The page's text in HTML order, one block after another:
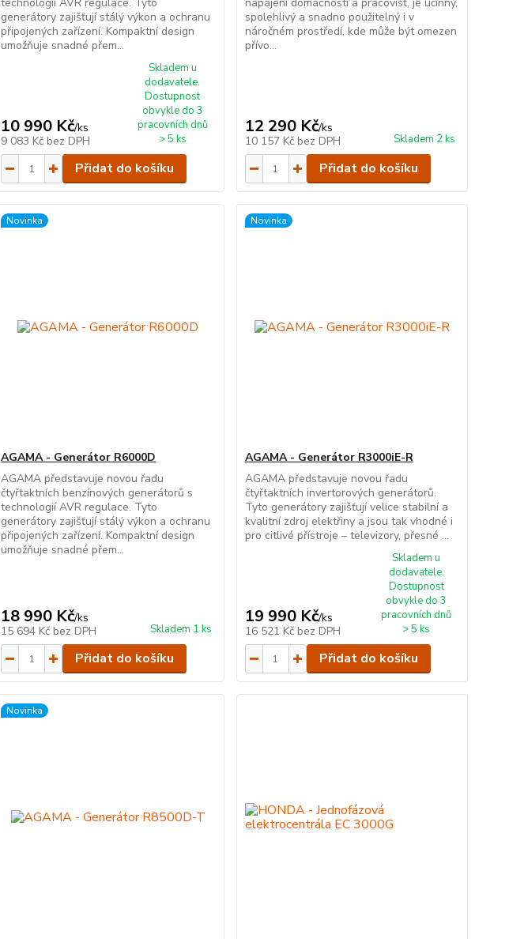
generátory zajišťují stálý výkon a ochranu
připojených zařízení. Kompaktní design
umožňuje snadné přem...
10 990 Kč/ks
9 083 Kč bez DPH
Skladem u
dodavatele.
Dostupnost
obvykle do 3
pracovních dnů
> 5 ks
Přidat do košíku
spolehlivý a snadno použitelný i v
náročném prostředí, kde může být omezen
přívo...
12 290 Kč/ks
10 157 Kč bez DPH Skladem 2 ks
Přidat do košíku
Novinka
AGAMA - Generátor R6000D
AGAMA představuje novou řadu
čtyřtaktních benzínových generátorů s
technologií AVR regulace. Tyto
generátory zajišťují stálý výkon a ochranu
připojených zařízení. Kompaktní design
umožňuje snadné přem...
18 990 Kč/ks
15 694 Kč bez DPH Skladem 1 ks
Přidat do košíku
Novinka
AGAMA - Generátor R3000iE-R
AGAMA představuje novou řadu
čtyřtaktních invertorových generátorů.
Tyto generátory zajišťují velice stabilní a
kvalitní zdroj elektřiny a jsou tak vhodné i
pro citlivé přístroje – televizory, přesné ...
19 990 Kč/ks
16 521 Kč bez DPH
Skladem u
dodavatele.
Dostupnost
obvykle do 3
pracovních dnů
> 5 ks
Přidat do košíku
Novinka